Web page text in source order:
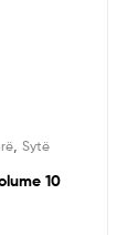
,Sytë
10